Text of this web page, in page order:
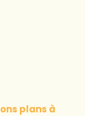
plans à